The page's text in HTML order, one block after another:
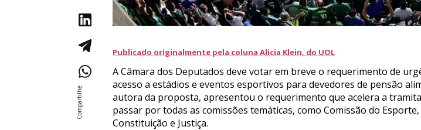
Publicado originalmente pela coluna Alicia Klein, do UOL
A Câmara dos Deputados deve votar em breve o requerimento de
acesso a estádios e eventos esportivos para devedores de pensão
autora da proposta, apresentou o requerimento que acelera a
passar por todas as comissões temáticas, como Comissão do
Constituição e Justiça.